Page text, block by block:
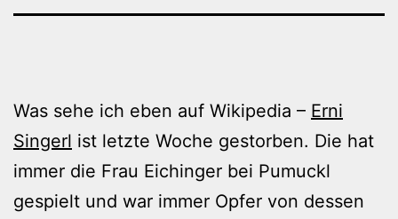
Was sehe ich eben auf Wikipedia – Erni
Singerl ist letzte Woche gestorben. Die hat
immer die Frau Eichinger bei Pumuckl
gespielt und war immer Opfer von dessen